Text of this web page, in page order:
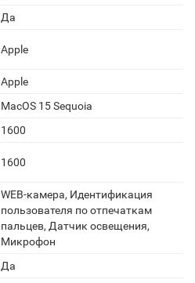
Да
Apple
Apple
MacOS 15 Sequoia
1600
1600
WEB-камера, Идентификация
пользователя по отпечаткам
пальцев, Датчик освещения,
Микрофон
Да